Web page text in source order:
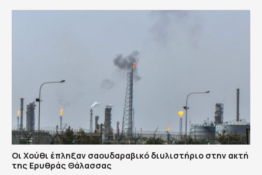
Οι Χούθι έπληξαν σαουδαραβικό διυλιστήριο στην ακτή
της Ερυθράς Θάλασσας